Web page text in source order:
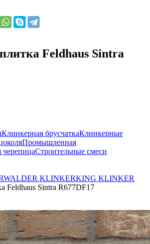
Feldhaus Sintra
Клинкерная брусчаткаКлинкерные
Промышленная
черепицаСтроительные смеси
KLINKERKING KLINKER
Feldhaus Sintra R677DF17